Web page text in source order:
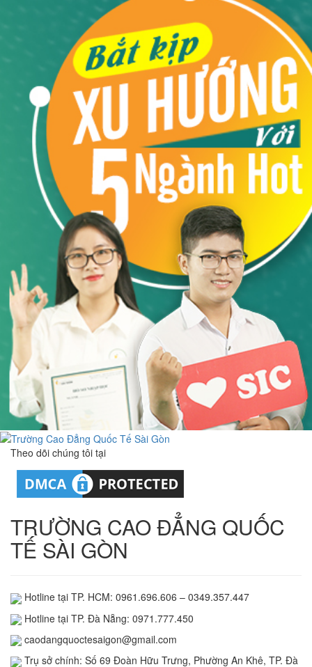
Theo dõi chúng tôi tại
TRƯỜNG CAO ĐẲNG QUỐC
TẾ SÀI GÒN
Hotline tại TP. HCM: 0961.696.606 – 0349.357.447
Hotline tại TP. Đà Nẵng: 0971.777.450
caodangquoctesaigon@gmail.com
Trụ sở chính: Số 69 Đoàn Hữu Trưng, Phường An Khê, TP. Đà